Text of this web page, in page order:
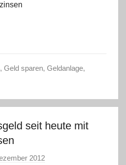
, Geld sparen, Geldanlage,
seit heute mit
2012